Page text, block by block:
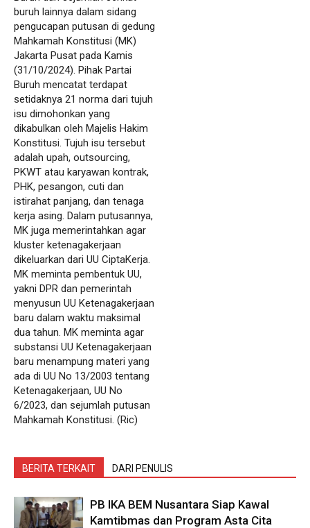
buruh lainnya dalam sidang
pengucapan putusan di gedung
Mahkamah Konstitusi (MK)
Jakarta Pusat pada Kamis
(31/10/2024). Pihak Partai
Buruh mencatat terdapat
setidaknya 21 norma dari tujuh
isu dimohonkan yang
dikabulkan oleh Majelis Hakim
Konstitusi. Tujuh isu tersebut
adalah upah, outsourcing,
PKWT atau karyawan kontrak,
PHK, pesangon, cuti dan
istirahat panjang, dan tenaga
kerja asing. Dalam putusannya,
MK juga memerintahkan agar
kluster ketenagakerjaan
dikeluarkan dari UU CiptaKerja.
MK meminta pembentuk UU,
yakni DPR dan pemerintah
menyusun UU Ketenagakerjaan
baru dalam waktu maksimal
dua tahun. MK meminta agar
substansi UU Ketenagakerjaan
baru menampung materi yang
ada di UU No 13/2003 tentang
Ketenagakerjaan, UU No
6/2023, dan sejumlah putusan
Mahkamah Konstitusi. (Ric)
BERITA TERKAIT DARI PENULIS
PB IKA BEM Nusantara Siap Kawal
Kamtibmas dan Program Asta Cita